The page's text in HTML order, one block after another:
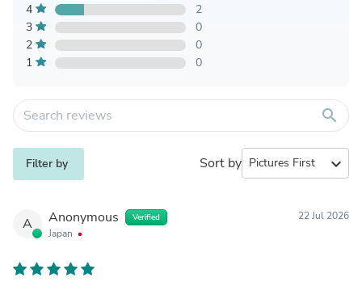
4
2
3
0
2
0
1
0
search
Filter by Sort by expand_more
A Anonymous Verified
Japan
22 Jul 2026